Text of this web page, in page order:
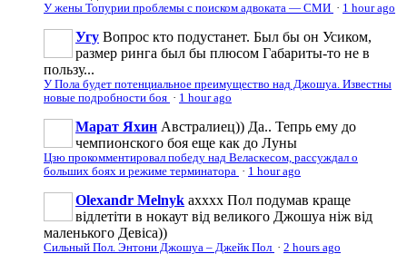
У жены Топурии проблемы с поиском адвоката — СМИ · 1 hour ago
Угу Вопрос кто подустанет. Был бы он Усиком,
размер ринга был бы плюсом Габариты-то не в
пользу...
У Пола будет потенциальное преимущество над Джошуа. Известны
новые подробности боя · 1 hour ago
Марат Яхин Австралиец)) Да.. Тепрь ему до
чемпионского боя еще как до Луны
Цзю прокомментировал победу над Веласкесом, рассуждал о
больших боях и режиме терминатора · 1 hour ago
Olexandr Melnyk ахххх Пол подумав краще
відлетіти в нокаут від великого Джошуа ніж від
маленького Девіса))
Сильный Пол. Энтони Джошуа – Джейк Пол · 2 hours ago